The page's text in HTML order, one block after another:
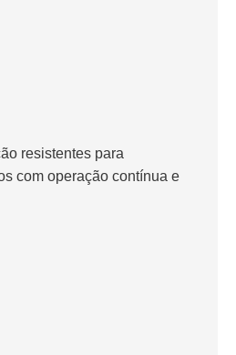
resistentes para
com operação contínua e